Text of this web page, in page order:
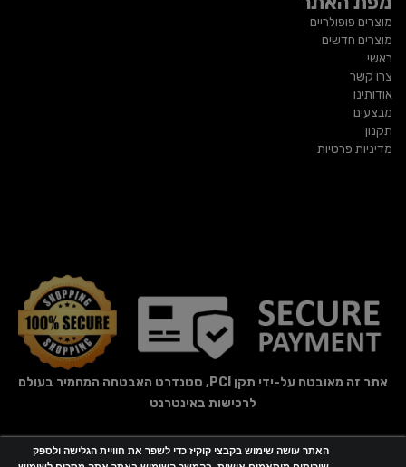
מוצרים פופולריים
מוצרים חדשים
ראשי
צרו קשר
אודותינו
מבצעים
תקנון
מדיניות פרטיות
אתר זה מאובטח על-ידי תקן PCI, סטנדרט האבטחה המחמיר בעולם
לרכישות באינטרנט
האתר עושה שימוש בקבצי קוקיז כדי לשפר את חוויית הגלישה ולספק